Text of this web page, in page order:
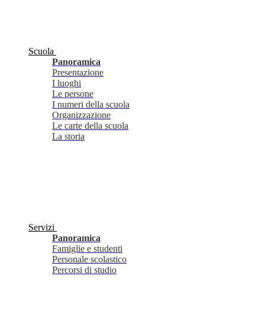
Scuola
Panoramica
Presentazione
I luoghi
Le persone
I numeri della scuola
Organizzazione
Le carte della scuola
La storia
Servizi
Panoramica
Famiglie e studenti
Personale scolastico
Percorsi di studio